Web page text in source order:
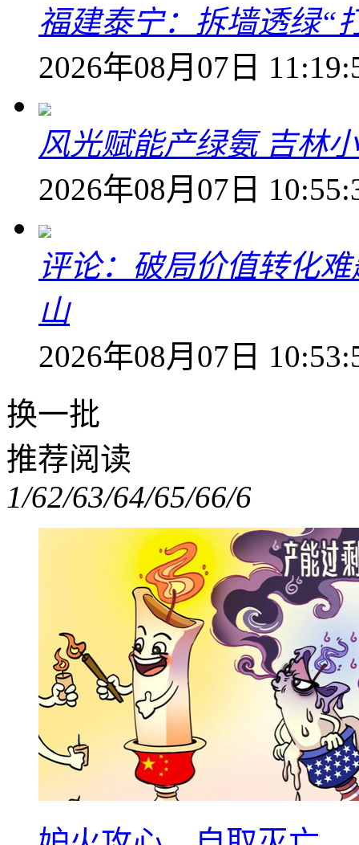
福建泰宁：拆墙透绿“
2026年08月07日
风光赋能产绿氨 吉林
2026年08月07日
评论：破局价值转化
山
2026年08月07日
换一批
推荐阅读
1/62/63/64/65/66/6